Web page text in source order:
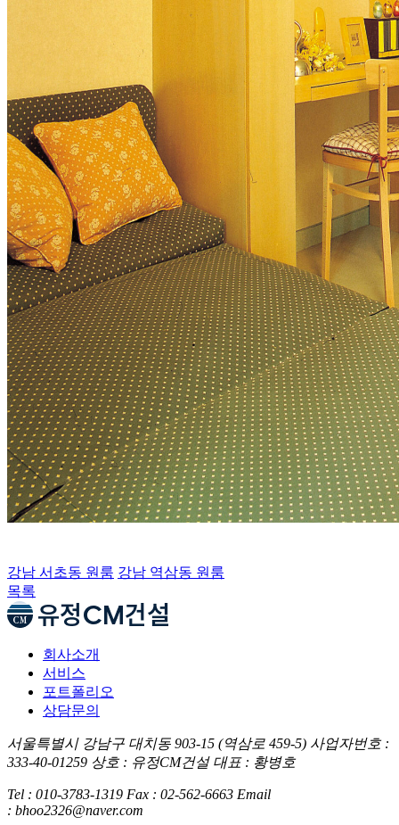
강남 서초동 원룸 강남 역삼동 원룸
목록
회사소개
서비스
포트폴리오
상담문의
서울특별시 강남구 대치동 903-15 (역삼로 459-5) 사업자번호 :
333-40-01259 상호 : 유정CM건설 대표 : 황병호
Tel : 010-3783-1319 Fax : 02-562-6663 Email
: bhoo2326@naver.com